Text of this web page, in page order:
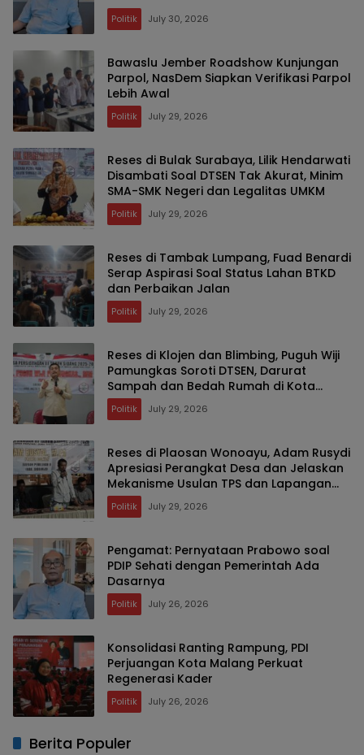
Politik July 30, 2026
Bawaslu Jember Roadshow Kunjungan
Parpol, NasDem Siapkan Verifikasi Parpol
Lebih Awal
Politik July 29, 2026
Reses di Bulak Surabaya, Lilik Hendarwati
Disambati Soal DTSEN Tak Akurat, Minim
SMA-SMK Negeri dan Legalitas UMKM
Politik July 29, 2026
Reses di Tambak Lumpang, Fuad Benardi
Serap Aspirasi Soal Status Lahan BTKD
dan Perbaikan Jalan
Politik July 29, 2026
Reses di Klojen dan Blimbing, Puguh Wiji
Pamungkas Soroti DTSEN, Darurat
Sampah dan Bedah Rumah di Kota
Malang
Politik July 29, 2026
Reses di Plaosan Wonoayu, Adam Rusydi
Apresiasi Perangkat Desa dan Jelaskan
Mekanisme Usulan TPS dan Lapangan
Olahraga
Politik July 29, 2026
Pengamat: Pernyataan Prabowo soal
PDIP Sehati dengan Pemerintah Ada
Dasarnya
Politik July 26, 2026
Konsolidasi Ranting Rampung, PDI
Perjuangan Kota Malang Perkuat
Regenerasi Kader
Politik July 26, 2026
Berita Populer